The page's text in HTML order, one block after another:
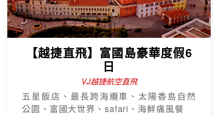
【越捷直飛】富國島豪華度假6
日
VJ越捷航空直飛
五星飯店、最長跨海纜車、太陽香島自然
公園、富國大世界、safari、海鮮痛風餐